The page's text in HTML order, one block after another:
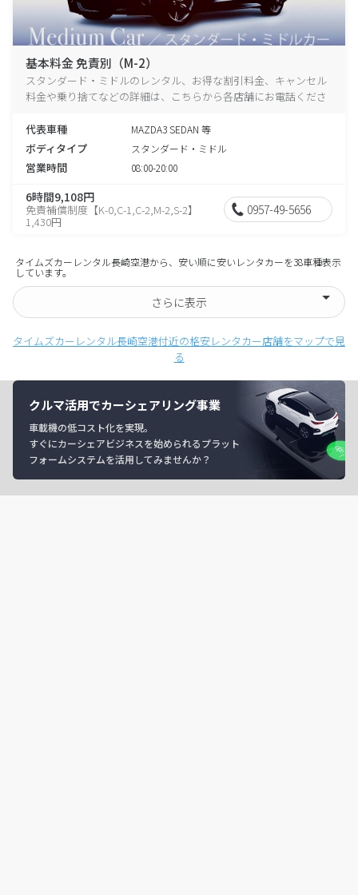
基本料金 免責別（M-2）
スタンダード・ミドルのレンタル、お得な割引料金、キャンセル
料金や乗り捨てなどの詳細は、こちらから各店舗にお電話くださ
代表車種
MAZDA3 SEDAN 等
ボディタイプ スタンダード・ミドル
営業時間 08:00-20:00
6時間9,108円
免責補償制度【K-0,C-1,C-2,M-2,S-2】
1,430円
0957-49-5656
タイムズカーレンタル長崎空港から、安い順に安いレンタカーを38車種表示
しています。
さらに表示
タイムズカーレンタル長崎空港付近の格安レンタカー店舗をマップで見
る
クルマ活用でカーシェアリング事業
車載機の低コスト化を実現。
すぐにカーシェアビジネスを始められるプラット
フォームシステムを活用してみませんか？